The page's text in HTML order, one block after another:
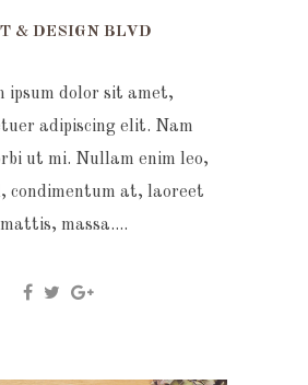
& DESIGN BLVD
ipsum dolor sit amet,
adipiscing elit. Nam
ut mi. Nullam enim leo,
condimentum at, laoreet
mattis, massa....